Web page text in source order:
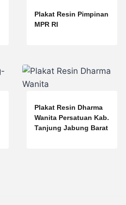
Plakat Resin Pimpinan
MPR RI
Plakat Resin Dharma
Wanita Persatuan Kab.
Tanjung Jabung Barat